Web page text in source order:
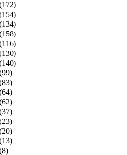
(172)
(154)
(134)
(158)
(116)
(130)
(140)
(99)
(83)
(64)
(62)
(37)
(23)
(20)
(13)
(8)